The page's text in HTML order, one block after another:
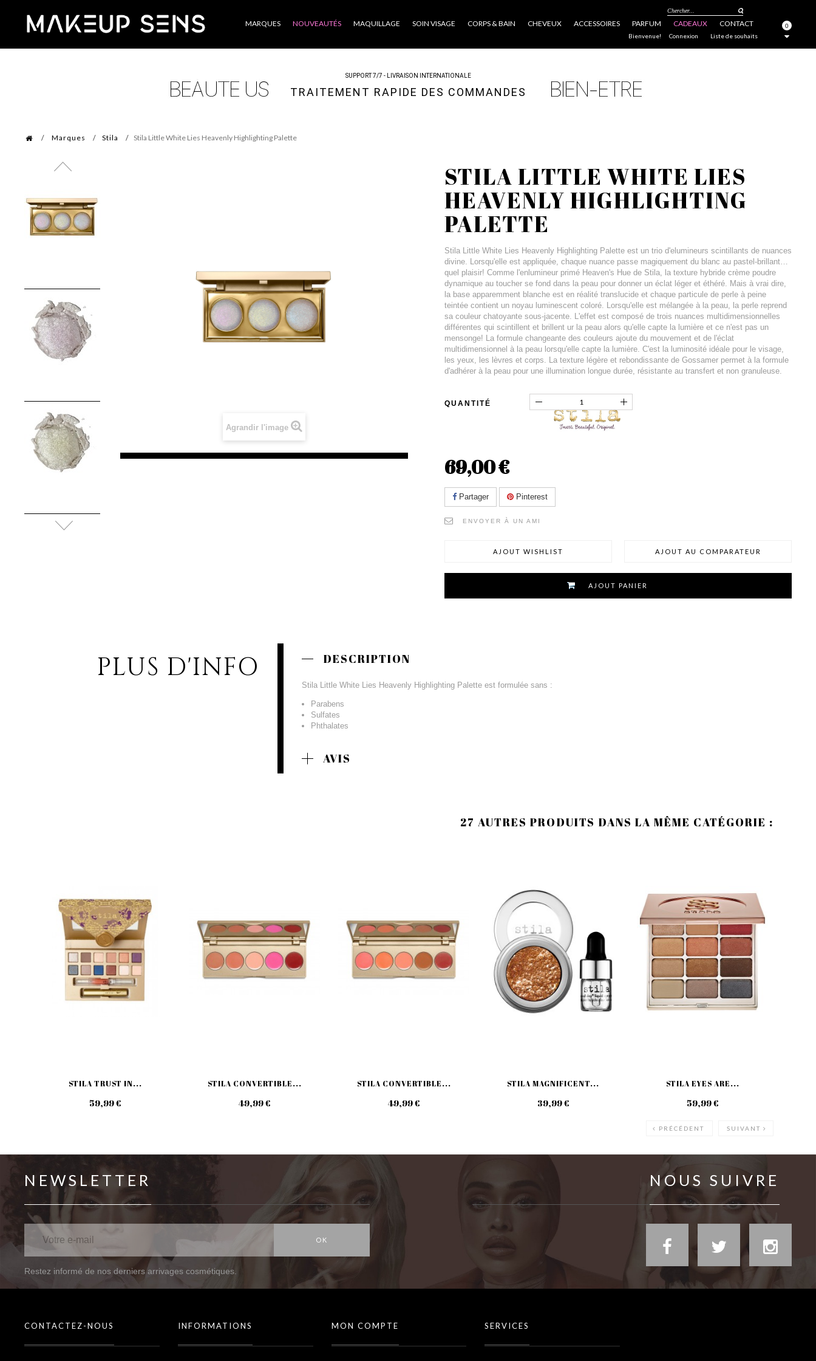
Catégories MARQUES NOUVEAUTÉS MAQUILLAGE SOIN VISAGE CORPS & BAIN CHEVEUX ACCESSOIRES PARFUM CADEAUX CONTACT
Chercher...
0
Liste de souhaits
Bienvenue! Connexion
SUPPORT 7/7 - LIVRAISON INTERNATIONALE
TRAITEMENT RAPIDE DES COMMANDES
Marques Stila Stila Little White Lies Heavenly Highlighting Palette
Agrandir l'image
STILA LITTLE WHITE LIES
HEAVENLY HIGHLIGHTING
PALETTE
Stila Little White Lies Heavenly Highlighting Palette est un trio d'elumineurs scintillants de nuances
divine. Lorsqu'elle est appliquée, chaque nuance passe magiquement du blanc au pastel-brillant…
quel plaisir! Comme l'enlumineur primé Heaven's Hue de Stila, la texture hybride crème poudre
dynamique au toucher se fond dans la peau pour donner un éclat léger et éthéré. Mais à vrai dire,
la base apparemment blanche est en réalité translucide et chaque particule de perle à peine
teintée contient un noyau luminescent coloré. Lorsqu'elle est mélangée à la peau, la perle reprend
sa couleur chatoyante sous-jacente. L'effet est composé de trois nuances multidimensionnelles
différentes qui scintillent et brillent ur la peau alors qu'elle capte la lumière et ce n'est pas un
mensonge! La formule changeante des couleurs ajoute du mouvement et de l'éclat
multidimensionnel à la peau lorsqu'elle capte la lumière. C'est la luminosité idéale pour le visage,
les yeux, les lèvres et corps. La texture légère et rebondissante de Gossamer permet à la formule
d'adhérer à la peau pour une illumination longue durée, résistante au transfert et non granuleuse.
QUANTITÉ
69,00 €
Partager Pinterest
ENVOYER À UN AMI
AJOUT WISHLIST AJOUT AU COMPARATEUR
AJOUT PANIER
PLUS D'INFO DESCRIPTION
Stila Little White Lies Heavenly Highlighting Palette est formulée sans :
Parabens
Sulfates
Phthalates
AVIS
27 AUTRES PRODUITS DANS LA MÊME CATÉGORIE :
STILA TRUST IN...
59,99 €
STILA CONVERTIBLE...
49,99 €
STILA CONVERTIBLE...
49,99 €
STILA MAGNIFICENT...
39,99 €
STILA EYES ARE...
59,99 €
PRÉCÉDENT SUIVANT
NEWSLETTER
OK
Restez informé de nos derniers arrivages cosmétiques.
NOUS SUIVRE
CONTACTEZ-NOUS INFORMATIONS MON COMPTE SERVICES